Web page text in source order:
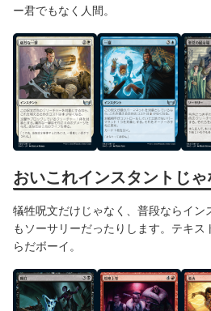
ー君でもなく人間。
おいこれインスタントじゃ
犠牲呪文だけじゃなく、普段ならイン
もソーサリーだったりします。テキ
らだボーイ。